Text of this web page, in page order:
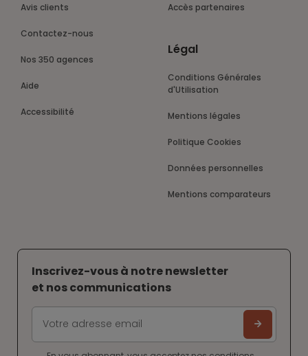
Avis clients
Contactez-nous
Nos 350 agences
Aide
Accessibilité
Accès partenaires
Légal
Conditions Générales
d'Utilisation
Mentions légales
Politique Cookies
Données personnelles
Mentions comparateurs
Inscrivez-vous à notre newsletter
et nos communications